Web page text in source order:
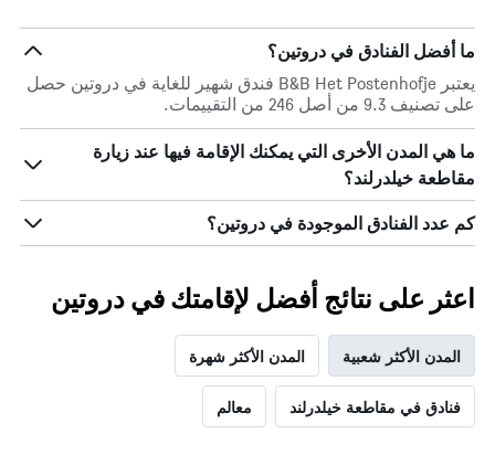
ما أفضل الفنادق في دروتين؟
يعتبر B&B Het Postenhofje فندق شهير للغاية في دروتين حصل
على تصنيف 9.3 من أصل 246 من التقييمات.
ما هي المدن الأخرى التي يمكنك الإقامة فيها عند زيارة
مقاطعة خيلدرلند؟
كم عدد الفنادق الموجودة في دروتين؟
اعثر على نتائج أفضل لإقامتك في دروتين
المدن الأكثر شعبية المدن الأكثر شهرة
فنادق في مقاطعة خيلدرلند معالم